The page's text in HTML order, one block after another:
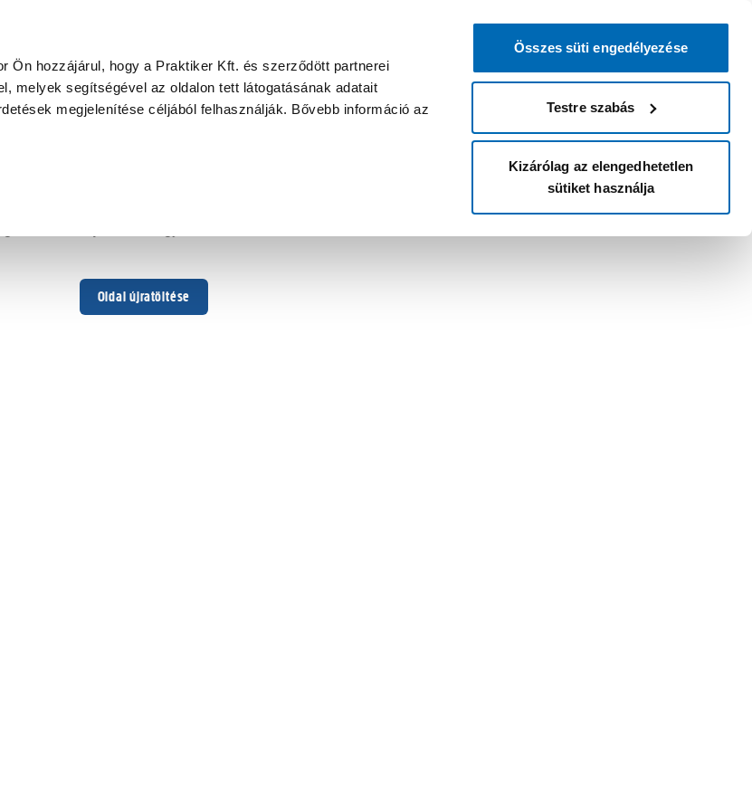
Ön hozzájárul, hogy a Praktiker Kft. és szerződött partnerei
melyek segítségével az oldalon tett látogatásának adatait
megjelenítése céljából felhasználják. Bővebb információ az
Összes süti engedélyezése
Testre szabás
Kizárólag az elengedhetetlen
sütiket használja
Oldal újratöltése